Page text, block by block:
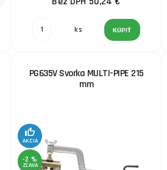
ks KÚPIŤ
PG635V Svorka MULTI-PIPE 215
mm
AKCIA
-2 %
ZĽAVA